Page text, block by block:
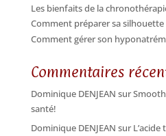
Les bienfaits de la
Comment préparer sa silhouette
Comment gérer son
Commentaires
Dominique DENJEAN sur
santé!
Dominique DENJEAN sur